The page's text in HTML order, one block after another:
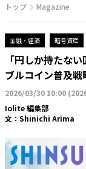
トップ Magazine
金融・経済 暗号資産
「円しか持たな
ブルコイン普及
2026/03/30 10:00 (
Iolite 編集部
文： Shinichi Arima